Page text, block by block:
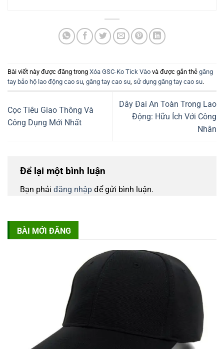
Bài viết này được đăng trong Xóa GSC-Ko Tick Vào và được gắn thẻ găng
tay bảo hộ lao động cao su găng tay cao su sử dụng găng tay cao su.
Cọc Tiêu Giao Thông Và
Công Dụng Mới Nhất
Dây Đai An Toàn Trong Lao
Động: Hữu Ích Với Công
Nhân
Để lại một bình luận
Bạn phải đăng nhập để gửi bình luận.
BÀI MỚI ĐĂNG